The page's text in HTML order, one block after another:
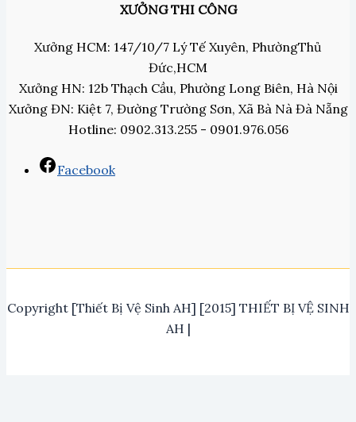
XƯỞNG THI CÔNG
Xưởng HCM: 147/10/7 Lý Tế Xuyên, PhườngThủ
Đức,HCM
Xưởng HN: 12b Thạch Cầu, Phường Long Biên, Hà Nội
Xưởng ĐN: Kiệt 7, Đường Trường Sơn, Xã Bà Nà Đà Nẵng
Hotline: 0902.313.255 - 0901.976.056
Facebook
Copyright [Thiết Bị Vệ Sinh AH] [2015] THIẾT BỊ VỆ SINH
AH |